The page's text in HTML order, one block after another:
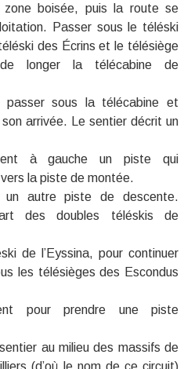
zone boisée, puis la route se
Passer sous le téléski
des Écrins et le télésiège
longer la télécabine de
passer sous la télécabine et
arrivée. Le sentier décrit un
à gauche un piste qui
la piste de montée.
autre piste de descente.
des doubles téléskis de
de l’Eyssina, pour continuer
les télésièges des Escondus
pour prendre une piste
au milieu des massifs de
(d’où le nom de ce circuit)